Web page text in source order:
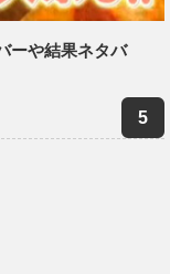
ーや結果ネタバ